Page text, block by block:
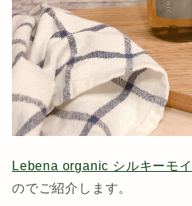
Lebena organic シルキーモ
のでご紹介します。